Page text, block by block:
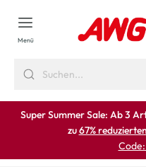
springen
Menü
Super Summer Sale: Ab 3
zu67%
Code: